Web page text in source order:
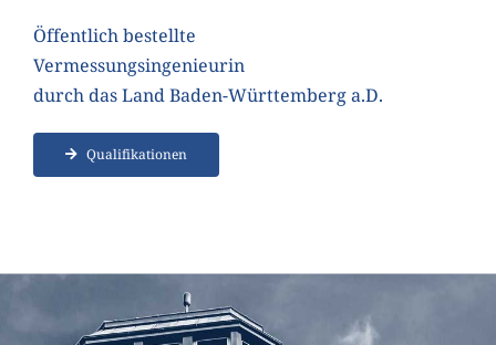
Öffentlich bestellte
Vermessungsingenieurin
durch das Land Baden-Württemberg a.D.
Qualifikationen